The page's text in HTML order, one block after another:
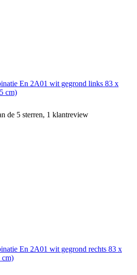
En 2A01 wit gegrond links 83 x
cm)
de 5 sterren, 1 klantreview
En 2A01 wit gegrond rechts 83 x
cm)